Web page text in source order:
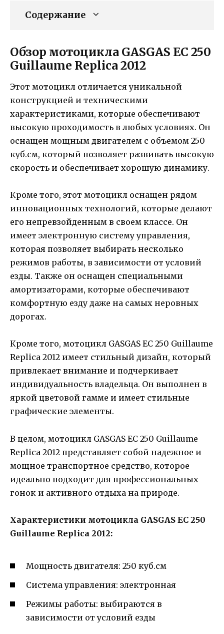
Содержание
Обзор мотоцикла GASGAS EC 250
Guillaume Replica 2012
Этот мотоцикл отличается уникальной
конструкцией и техническими
характеристиками, которые обеспечивают
высокую проходимость в любых условиях. Он
оснащен мощным двигателем с объемом 250
куб.см, который позволяет развивать высокую
скорость и обеспечивает хорошую динамику.
Кроме того, этот мотоцикл оснащен рядом
инновационных технологий, которые делают
его непревзойденным в своем классе. Он
имеет электронную систему управления,
которая позволяет выбирать несколько
режимов работы, в зависимости от условий
езды. Также он оснащен специальными
амортизаторами, которые обеспечивают
комфортную езду даже на самых неровных
дорогах.
Кроме того, мотоцикл GASGAS EC 250 Guillaume
Replica 2012 имеет стильный дизайн, который
привлекает внимание и подчеркивает
индивидуальность владельца. Он выполнен в
яркой цветовой гамме и имеет стильные
графические элементы.
В целом, мотоцикл GASGAS EC 250 Guillaume
Replica 2012 представляет собой надежное и
мощное транспортное средство, которое
идеально подходит для профессиональных
гонок и активного отдыха на природе.
Характеристики мотоцикла GASGAS EC 250
Guillaume Replica 2012:
Мощность двигателя: 250 куб.см
Система управления: электронная
Режимы работы: выбираются в
зависимости от условий езды